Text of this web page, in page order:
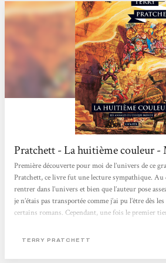
Pratchett - La huitième couleur
Première découverte pour moi de l’univers de ce
Pratchett, ce livre fut une lecture sympathique. Au
rentrer dans l’univers et bien que l’auteur pose
je n’étais pas transportée comme j’ai pu l’être dès
certains romans. Cependant, une fois le premier
touriste était intéressante dans le sens où j’ai pu
TERRY PRATCHETT